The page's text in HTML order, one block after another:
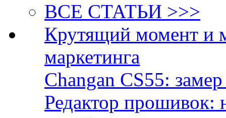
ВСЕ СТАТЬИ >>>
Крутящий момент и
маркетинга
Changan CS55:
Редактор прошивок: